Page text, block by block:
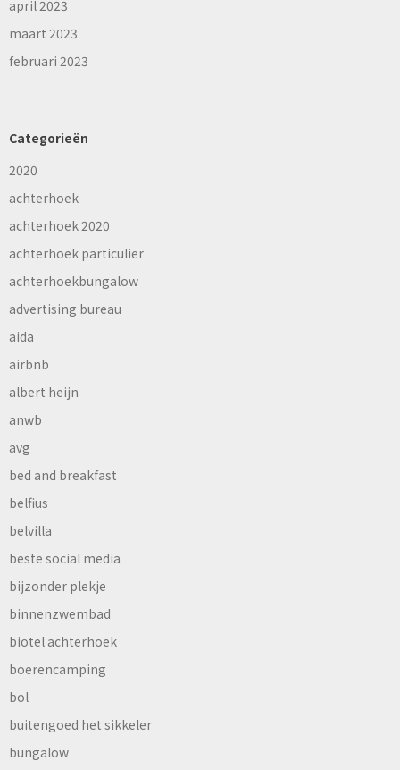
april 2023
maart 2023
februari 2023
Categorieën
2020
achterhoek
achterhoek 2020
achterhoek particulier
achterhoekbungalow
advertising bureau
aida
airbnb
albert heijn
anwb
avg
bed and breakfast
belfius
belvilla
beste social media
bijzonder plekje
binnenzwembad
biotel achterhoek
boerencamping
bol
buitengoed het sikkeler
bungalow